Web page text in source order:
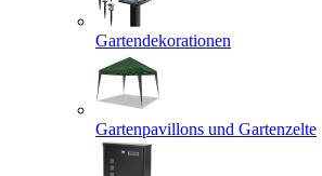
Gartendekorationen
Gartenpavillons und Gartenzelte